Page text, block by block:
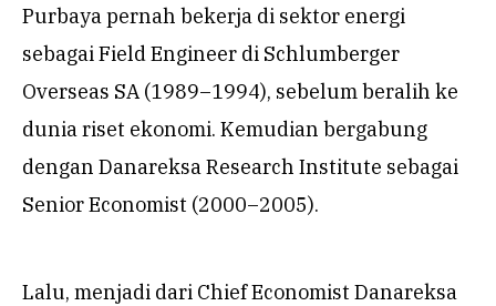
Purbaya pernah bekerja di sektor energi
sebagai Field Engineer di Schlumberger
Overseas SA (1989–1994), sebelum beralih ke
dunia riset ekonomi. Kemudian bergabung
dengan Danareksa Research Institute sebagai
Senior Economist (2000–2005).
Lalu, menjadi dari Chief Economist Danareksa